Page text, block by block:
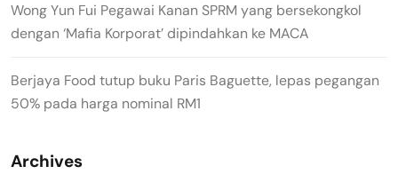
Wong Yun Fui Pegawai Kanan SPRM yang bersekongkol
dengan ‘Mafia Korporat’ dipindahkan ke MACA
Berjaya Food tutup buku Paris Baguette, lepas pegangan
50% pada harga nominal RM1
Archives